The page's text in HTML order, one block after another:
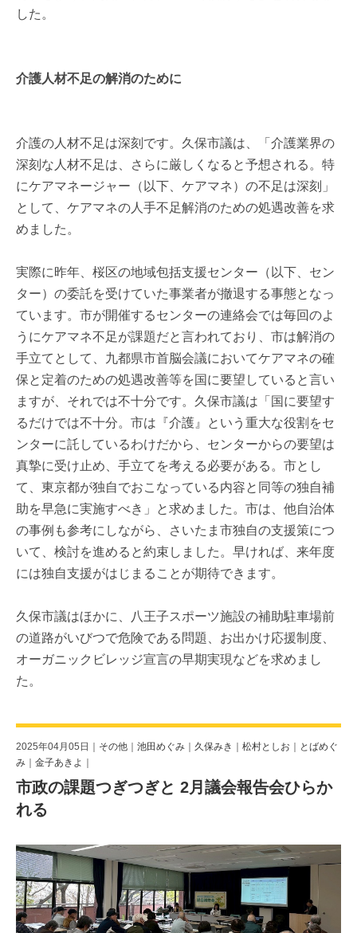
した。
介護人材不足の解消のために
介護の人材不足は深刻です。久保市議は、「介護業界の
深刻な人材不足は、さらに厳しくなると予想される。特
にケアマネージャー（以下、ケアマネ）の不足は深刻」
として、ケアマネの人手不足解消のための処遇改善を求
めました。
実際に昨年、桜区の地域包括支援センター（以下、セン
ター）の委託を受けていた事業者が撤退する事態となっ
ています。市が開催するセンターの連絡会では毎回のよ
うにケアマネ不足が課題だと言われており、市は解消の
手立てとして、九都県市首脳会議においてケアマネの確
保と定着のための処遇改善等を国に要望していると言い
ますが、それでは不十分です。久保市議は「国に要望す
るだけでは不十分。市は『介護』という重大な役割をセ
ンターに託しているわけだから、センターからの要望は
真摯に受け止め、手立てを考える必要がある。市とし
て、東京都が独自でおこなっている内容と同等の独自補
助を早急に実施すべき」と求めました。市は、他自治体
の事例も参考にしながら、さいたま市独自の支援策につ
いて、検討を進めると約束しました。早ければ、来年度
には独自支援がはじまることが期待できます。
久保市議はほかに、八王子スポーツ施設の補助駐車場前
の道路がいびつで危険である問題、お出かけ応援制度、
オーガニックビレッジ宣言の早期実現などを求めまし
た。
2025年04月05日｜ その他 ｜ 池田めぐみ ｜ 久保みき ｜ 松村としお ｜ とばめぐ
み ｜ 金子あきよ ｜
市政の課題つぎつぎと 2月議会報告会ひらか
れる